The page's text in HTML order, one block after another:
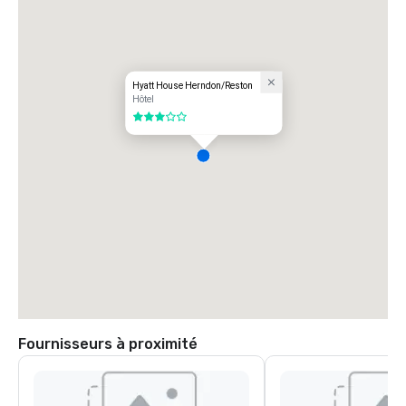
Hyatt House Herndon/Reston
Hôtel
3 sur 5
Fournisseurs à proximité